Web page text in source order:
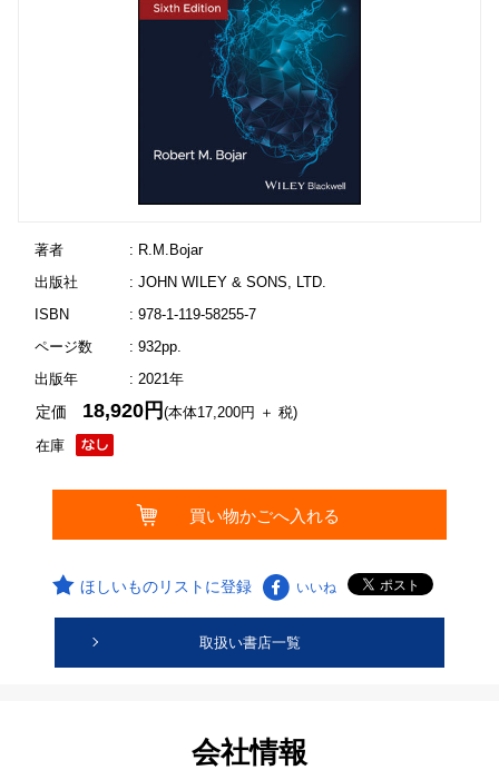
著者
: R.M.Bojar
出版社
: JOHN WILEY & SONS, LTD.
ISBN
: 978-1-119-58255-7
ページ数
: 932pp.
出版年
: 2021年
在庫
定価 18,920円(本体17,200円 ＋ 税)
ほしいものリストに登録 いいね
取扱い書店一覧
会社情報